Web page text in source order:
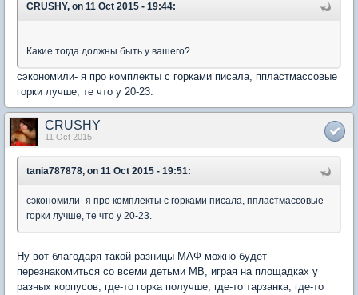
CRUSHY, on 11 Oct 2015 - 19:44:
Какие тогда должны быть у вашего?
сэкономили- я про комплекты с горками писала, ппластмассовые
горки лучше, те что у 20-23.
CRUSHY
11 Oct 2015
tania787878, on 11 Oct 2015 - 19:51:
сэкономили- я про комплекты с горками писала, ппластмассовые
горки лучше, те что у 20-23.
Ну вот благодаря такой разницы МАФ можно будет
перезнакомиться со всеми детьми МВ, играя на площадках у
разных корпусов, где-то горка получше, где-то тарзанка, где-то